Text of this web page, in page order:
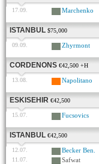
17.09. Marchenko
ISTANBUL $75,000
09.09. Zhyrmont
CORDENONS €42,500 +H
13.08. Napolitano
ESKISEHIR €42,500
15.07. Fucsovics
ISTANBUL €42,500
12.07. Becker Ben.
11.07. Safwat